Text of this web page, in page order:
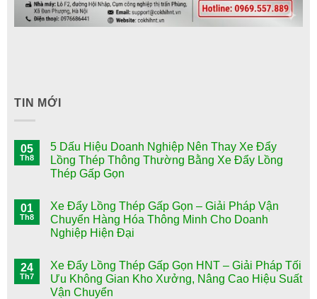
TIN MỚI
05
Th8
5 Dấu Hiệu Doanh Nghiệp Nên Thay Xe Đẩy
Lồng Thép Thông Thường Bằng Xe Đẩy Lồng
Thép Gấp Gọn
01
Th8
Xe Đẩy Lồng Thép Gấp Gọn – Giải Pháp Vận
Chuyển Hàng Hóa Thông Minh Cho Doanh
Nghiệp Hiện Đại
24
Th7
Xe Đẩy Lồng Thép Gấp Gọn HNT – Giải Pháp Tối
Ưu Không Gian Kho Xưởng, Nâng Cao Hiệu Suất
Vận Chuyển